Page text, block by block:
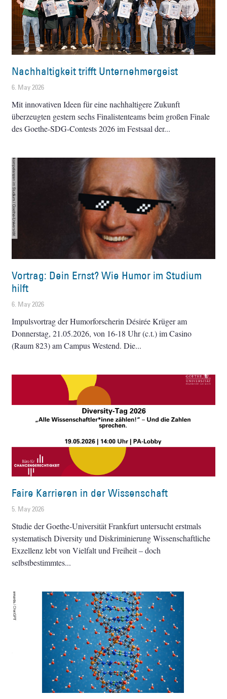
Nachhaltigkeit trifft Unternehmergeist
6. May 2026
Mit innovativen Ideen für eine nachhaltigere Zukunft
überzeugten gestern sechs Finalistenteams beim großen Finale
des Goethe-SDG-Contests 2026 im Festsaal der
Vortrag: Dein Ernst? Wie Humor im Studium
hilft
6. May 2026
Impulsvortrag der Humorforscherin Désirée Krüger am
Donnerstag, 21.05.2026, von 16-18 Uhr (c.t.) im Casino
(Raum 823) am Campus Westend. Die
Faire Karrieren in der Wissenschaft
5. May 2026
Studie der Goethe-Universität Frankfurt untersucht erstmals
systematisch Diversity und Diskriminierung Wissenschaftliche
Exzellenz lebt von Vielfalt und Freiheit – doch
selbstbestimmtes